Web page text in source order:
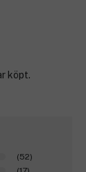
köpt.
(52)